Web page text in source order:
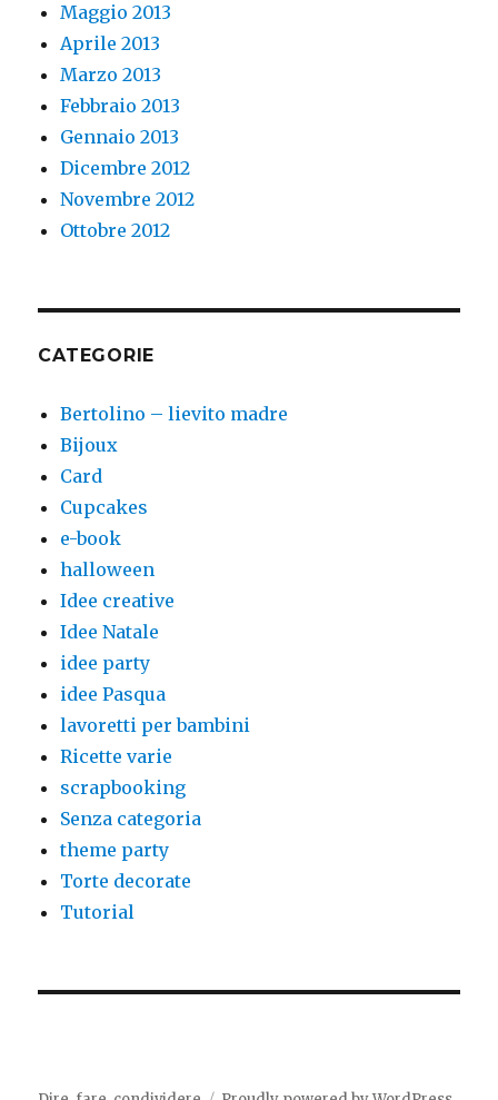
Maggio 2013
Aprile 2013
Marzo 2013
Febbraio 2013
Gennaio 2013
Dicembre 2012
Novembre 2012
Ottobre 2012
CATEGORIE
Bertolino – lievito madre
Bijoux
Card
Cupcakes
e-book
halloween
Idee creative
Idee Natale
idee party
idee Pasqua
lavoretti per bambini
Ricette varie
scrapbooking
Senza categoria
theme party
Torte decorate
Tutorial